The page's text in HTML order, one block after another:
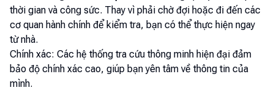
thời gian và công sức. Thay vì phải chờ đợi hoặc đi đến các
cơ quan hành chính để kiểm tra, bạn có thể thực hiện ngay
từ nhà.
Chính xác: Các hệ thống tra cứu thông minh hiện đại đảm
bảo độ chính xác cao, giúp bạn yên tâm về thông tin của
mình.